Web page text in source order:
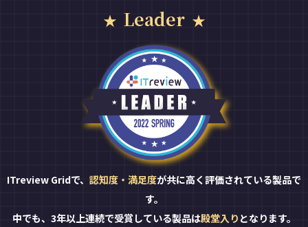
Leader
ITreview Gridで、 認知度・満足度が共に高く評価されている製品で
す。
中でも、3年以上連続で受賞している製品は殿堂入り となります。